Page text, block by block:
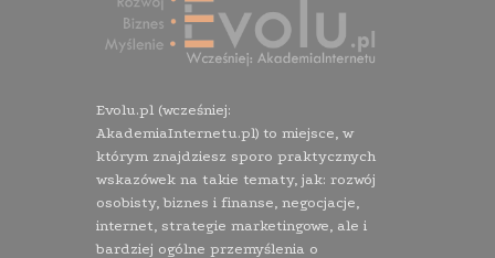
Evolu.pl (wcześniej:
AkademiaInternetu.pl) to miejsce, w
którym znajdziesz sporo praktycznych
wskazówek na takie tematy, jak: rozwój
osobisty, biznes i finanse, negocjacje,
internet, strategie marketingowe, ale i
bardziej ogólne przemyślenia o